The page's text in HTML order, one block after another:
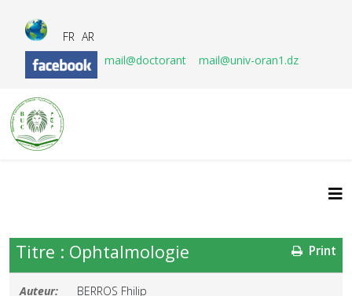
FR AR
mail@doctorant
mail@univ-oran1.dz
Print
Titre : Ophtalmologie
Auteur: BERROS Fhilip